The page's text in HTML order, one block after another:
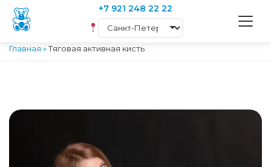
+7 921 248 22 22
Главная »Тяговая активная кисть